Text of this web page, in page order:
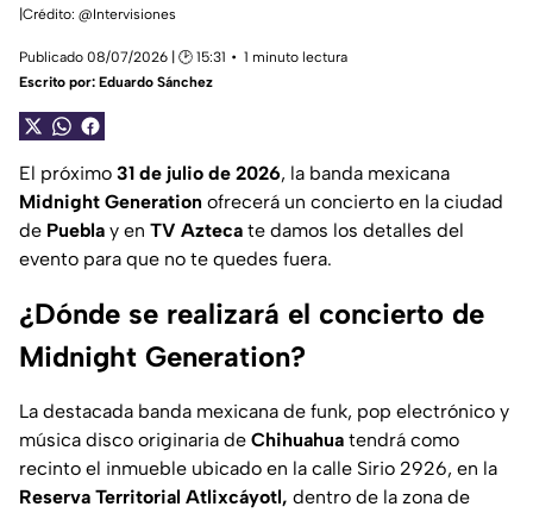
|Crédito: @Intervisiones
Publicado 08/07/2026 | 🕑 15:31
1 minuto lectura
Escrito por: Eduardo Sánchez
El próximo 31 de julio de 2026, la banda mexicana
Midnight Generation ofrecerá un concierto en la ciudad
de Puebla y en TV Azteca te damos los detalles del
evento para que no te quedes fuera.
¿Dónde se realizará el concierto de
Midnight Generation?
La destacada banda mexicana de funk, pop electrónico y
música disco originaria de Chihuahua tendrá como
recinto el inmueble ubicado en la calle Sirio 2926, en la
Reserva Territorial Atlixcáyotl, dentro de la zona de